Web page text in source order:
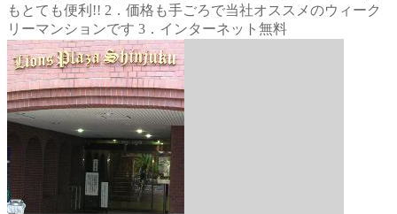
もとても便利!! 2．価格も手ごろで当社オススメのウィーク
リーマンションです 3．インターネット無料